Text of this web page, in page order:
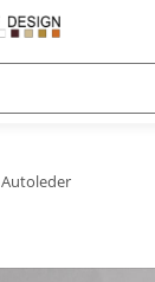
Autoleder